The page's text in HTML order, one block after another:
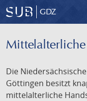
GDZ
Die
Göttingen besitzt
mittelalterliche